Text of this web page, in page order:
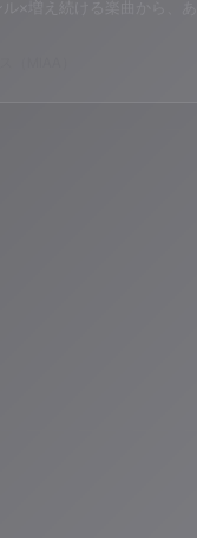
×増え続ける楽曲から、